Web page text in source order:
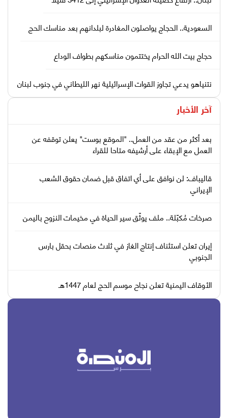
السعودية.. الحجاج يواصلون المغادرة لبلدانهم بعد مناسك الحج
حجاج بيت الله الحرام يختتمون مناسكهم بطواف الوداع
نتنياهو يدعي تجاوز القوات الإسرائيلية نهر الليطاني في جنوب لبنان
آخر الأخبار
بعد أكثر من عقد من العمل.. "الموقع بوست" يعلن توقفه عن
العمل مع الإبقاء على أرشيفه متاحا للقراء
قاليباف: لن نوافق على أي اتفاق قبل ضمان حقوق الشعب
الإيراني
صرخات مُكبّلة.. ملف يوثّق سير الحياة في مخيمات النزوح باليمن
إيران تعلن استئناف إنتاج الغاز في ثلاث منصات بحقل بارس
الجنوبي
الأوقاف اليمنية تعلن نجاح موسم الحج لعام 1447هـ